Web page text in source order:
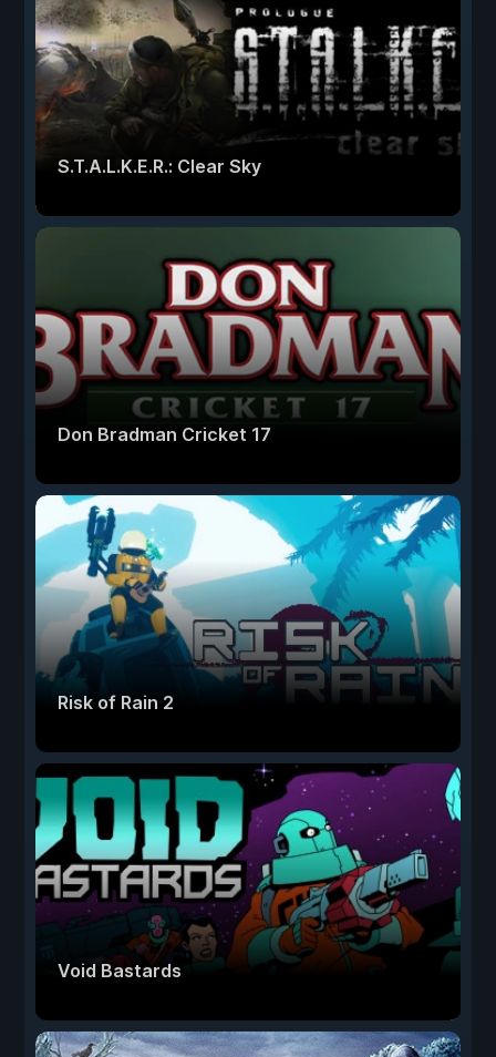
S.T.A.L.K.E.R.: Clear Sky
Don Bradman Cricket 17
Risk of Rain 2
Void Bastards